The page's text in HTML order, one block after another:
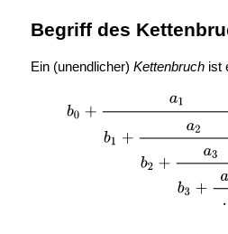
Begriff des
Ein (unendlicher) Kettenbruchist